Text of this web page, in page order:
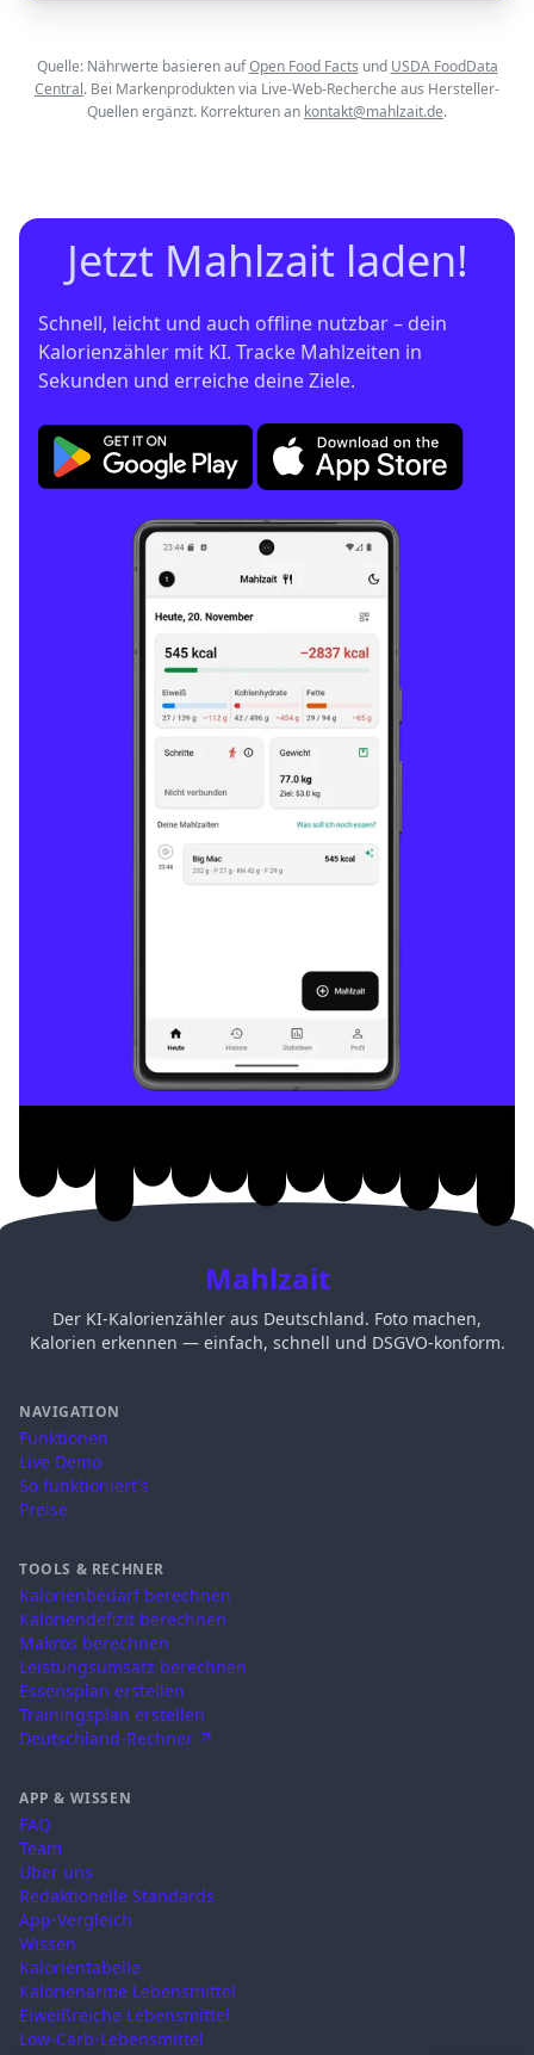
Quelle: Nährwerte basieren auf Open Food Facts und USDA FoodData
Central. Bei Markenprodukten via Live-Web-Recherche aus Hersteller-
Quellen ergänzt. Korrekturen an kontakt@mahlzait.de.
Jetzt Mahlzait laden!
Schnell, leicht und auch offline nutzbar – dein
Kalorienzähler mit KI. Tracke Mahlzeiten in
Sekunden und erreiche deine Ziele.
Mahlzait
Der KI-Kalorienzähler aus Deutschland. Foto machen,
Kalorien erkennen — einfach, schnell und DSGVO-konform.
NAVIGATION
Funktionen
Live Demo
So funktioniert's
Preise
TOOLS & RECHNER
Kalorienbedarf berechnen
Kaloriendefizit berechnen
Makros berechnen
Leistungsumsatz berechnen
Essensplan erstellen
Trainingsplan erstellen
Deutschland-Rechner ↗
APP & WISSEN
FAQ
Team
Über uns
Redaktionelle Standards
App-Vergleich
Wissen
Kalorientabelle
Kalorienarme Lebensmittel
Eiweißreiche Lebensmittel
Low-Carb-Lebensmittel